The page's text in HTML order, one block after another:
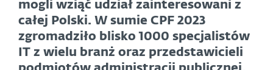
mogli wziąć udział zainteresowani z
całej Polski. W sumie CPF 2023
zgromadziło blisko 1000 specjalistów
IT z wielu branż oraz przedstawicieli